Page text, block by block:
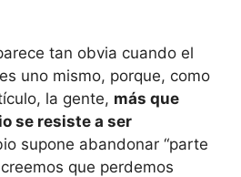
tan obvia cuando el
uno mismo, porque, como
la gente, más que
se resiste a ser
supone abandonar “parte
que perdemos